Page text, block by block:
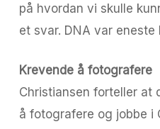
på hvordan vi skulle
et svar. DNA var
Krevende å fotografere
Christiansen forteller at
å fotografere og jobbe i